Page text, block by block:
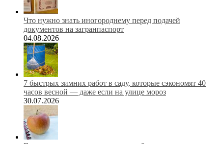
Что нужно знать иногороднему перед подачей
документов на загранпаспорт
04.08.2026
7 быстрых зимних работ в саду, которые сэкономят 40
часов весной — даже если на улице мороз
30.07.2026